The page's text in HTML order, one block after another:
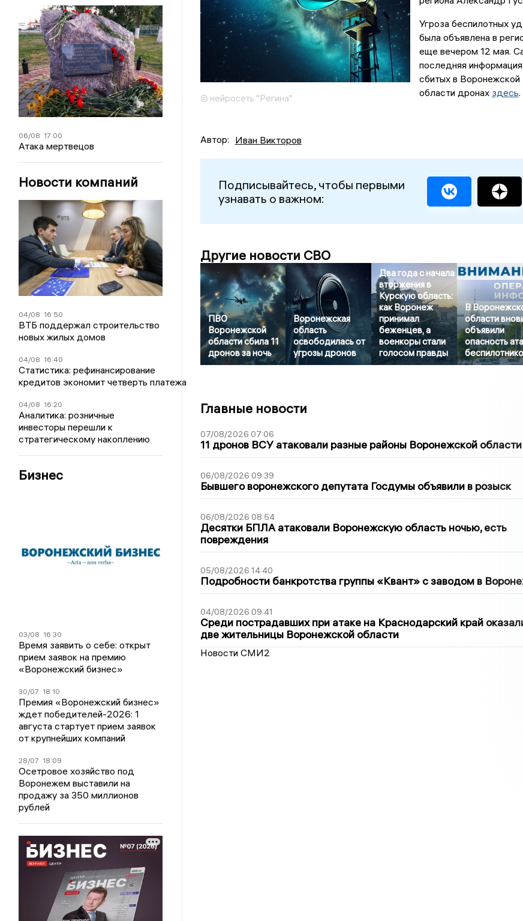
06/08 17:00
Атака мертвецов
Новости компаний
04/08 16:50
ВТБ поддержал строительство
новых жилых домов
04/08 16:40
Статистика: рефинансирование
кредитов экономит четверть платежа
04/08 16:20
Аналитика: розничные
инвесторы перешли к
стратегическому накоплению
Бизнес
03/08 16:30
Время заявить о себе: открыт
прием заявок на премию
«Воронежский бизнес»
30/07 18:10
Премия «Воронежский бизнес»
ждет победителей-2026: 1
августа стартует прием заявок
от крупнейших компаний
28/07 18:09
Осетровое хозяйство под
Воронежем выставили на
продажу за 350 миллионов
рублей
© нейросеть "Регина"
Угроза беспилотных
была объявлена в
еще вечером 12 мая.
последняя
сбитых в Воронежской
области дронах здесь.
Автор: Иван Викторов
Подписывайтесь, чтобы первыми
узнавать о важном:
Другие новости СВО
ПВО
Воронежской
области сбила 11
дронов за ночь
Воронежская
область
освободилась от
угрозы дронов
Два года с начала
вторжения в
Курскую область:
как Воронеж
принимал
беженцев, а
военкоры стали
голосом правды
В
области
объявили
опасность
Главные новости
07/08/2026 07:06
11 дронов ВСУ атаковали разные районы Воронежской области
06/08/2026 09:39
Бывшего воронежского депутата Госдумы объявили в розыск
06/08/2026 08:54
Десятки БПЛА атаковали Воронежскую область ночью, есть
повреждения
05/08/2026 14:40
Подробности банкротства группы «Квант» с заводом в
04/08/2026 09:41
Среди пострадавших при атаке на Краснодарский край
две жительницы Воронежской области
Новости СМИ2